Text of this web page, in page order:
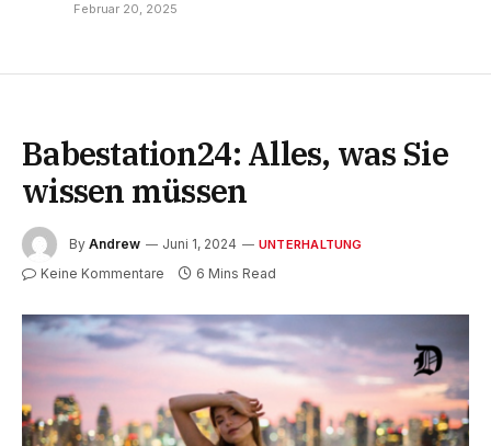
Februar 20, 2025
Babestation24: Alles, was Sie
wissen müssen
By Andrew Juni 1, 2024 UNTERHALTUNG
Keine Kommentare 6 Mins Read